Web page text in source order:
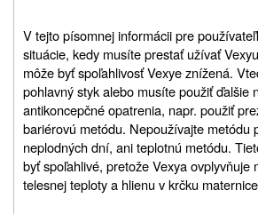
V tejto písomnej informácii pre
situácie, kedy musíte prestať užívať
môže byť spoľahlivosť Vexye znížená.
pohlavný styk alebo musíte použiť ďalšie
antikoncepčné opatrenia, napr. použiť
bariérovú metódu. Nepoužívajte metódu
neplodných dní, ani teplotnú metódu.
byť spoľahlivé, pretože Vexya ovplyvňuje
telesnej teploty a hlienu v krčku